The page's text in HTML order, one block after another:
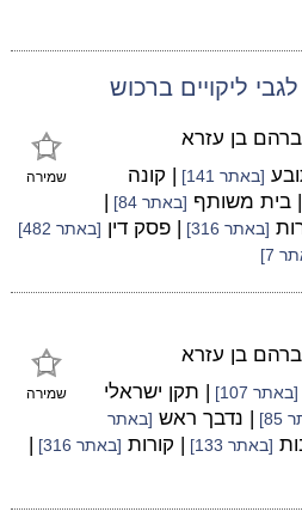
ליקויים ברכוש
שמירה
בן עזרא
[באתר 141] | קונה
| בית משותף [באתר 84]
|
[באתר 316] | פסק דין [באתר 482]
7]
שמירה
בן עזרא
[באתר 107] | תקן ישראלי
| נדבך ראש [באתר
[באתר 133] | קורות [באתר 316]
|